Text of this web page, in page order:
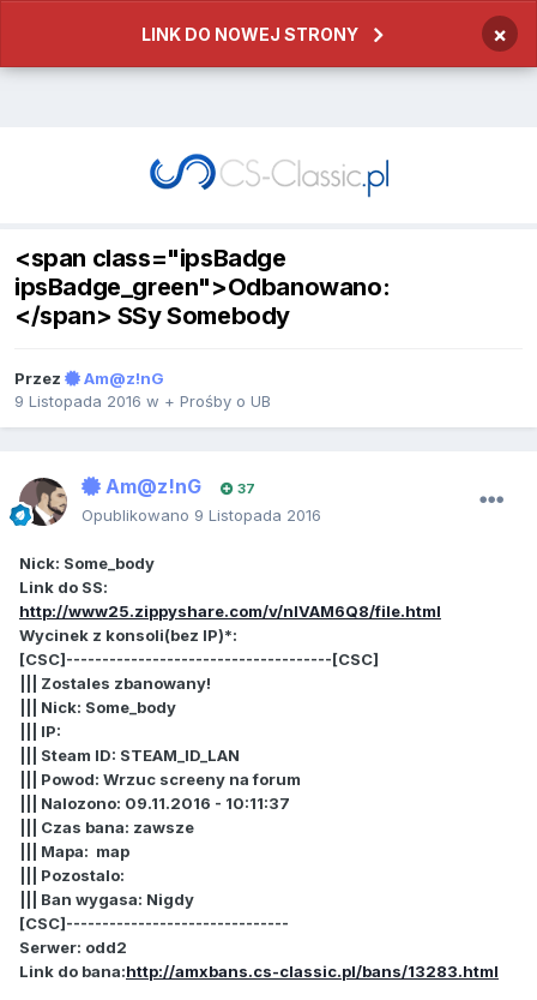
LINK DO NOWEJ STRONY ×
<span class="ipsBadge
ipsBadge_green">Odbanowano:
</span> SSy Somebody
Przez
Am@z!nG
9 Listopada 2016 w + Prośby o UB
Am@z!nG 37
Opublikowano 9 Listopada 2016
Nick: Some_body
Link do SS:
http://www25.zippyshare.com/v/nlVAM6Q8/file.html
Wycinek z konsoli(bez IP)*:
[CSC]-------------------------------------[CSC]
||| Zostales zbanowany!
||| Nick: Some_body
||| IP:
||| Steam ID: STEAM_ID_LAN
||| Powod: Wrzuc screeny na forum
||| Nalozono: 09.11.2016 - 10:11:37
||| Czas bana: zawsze
||| Mapa: map
||| Pozostalo:
||| Ban wygasa: Nigdy
[CSC]-------------------------------
Serwer: odd2
Link do bana:http://amxbans.cs-classic.pl/bans/13283.html